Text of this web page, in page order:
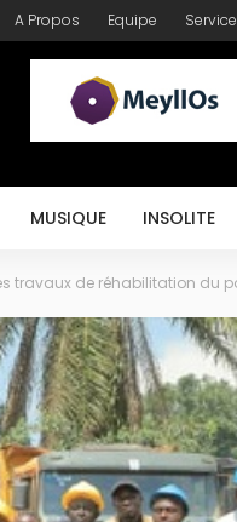
A Propos Equipe
MUSIQUE INSOLITE
travaux de réhabilitation du